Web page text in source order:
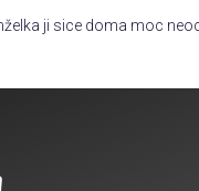
ji sice doma moc